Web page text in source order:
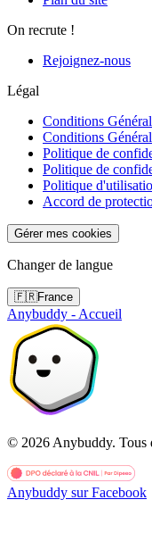
On recrute !
Rejoignez-nous
Légal
Conditions
Conditions
Politique de
Politique de
Politique
Accord de
Gérer mes cookies
Changer de langue
🇫🇷France
Anybuddy - Accueil
© 2026 Anybuddy. Tous
Anybuddy sur Facebook